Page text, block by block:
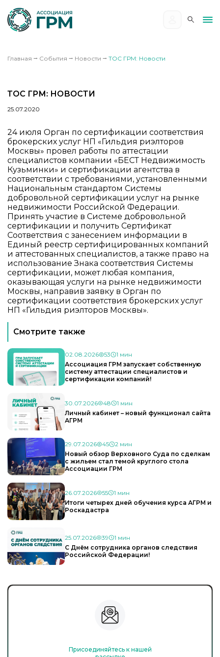
Главная ⭢ События ⭢ Новости ⭢ ТОС ГРМ: Новости
ТОС ГРМ: НОВОСТИ
25.07.2020
24 июля Орган по сертификации соответствия
брокерских услуг НП «Гильдия риэлторов
Москвы» провел работы по аттестации
специалистов компании «БЕСТ Недвижимость
Кузьминки» и сертификации агентства в
соответствии с требованиями, установленными
Национальным стандартом Системы
добровольной сертификации услуг на рынке
недвижимости Российской Федерации.
Принять участие в Системе добровольной
сертификации и получить Сертификат
Соответствия с занесением информации в
Единый реестр сертифицированных компаний
и аттестованных специалистов, а также право на
использование Знака соответствия Системы
сертификации, может любая компания,
оказывающая услуги на рынке недвижимости
Москвы, направив заявку в Орган по
сертификации соответствия брокерских услуг
НП «Гильдия риэлторов Москвы».
Смотрите также
02.08.2026 53
1 мин
Ассоциация ГРМ запускает собственную
систему аттестации специалистов и
сертификации компаний!
30.07.2026 48
1 мин
Личный кабинет – новый функционал сайта
АГРМ
29.07.2026 45
2 мин
Новый обзор Верховного Суда по сделкам
с жильем стал темой круглого стола
Ассоциации ГРМ
26.07.2026 55
1 мин
Итоги четырех дней обучения курса АГРМ и
Роскадастра
25.07.2026 39
1 мин
С Днём сотрудника органов следствия
Российской Федерации!
Присоединяйтесь к нашей